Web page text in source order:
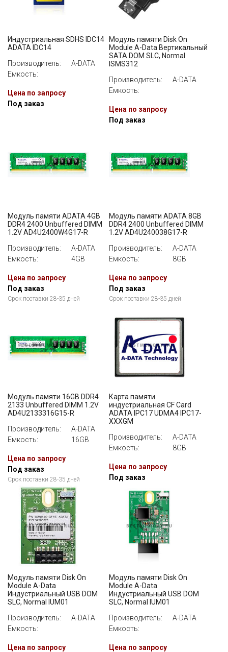
Индустриальная SDHS IDC14
ADATA IDC14
Производитель:
A-DATA
Емкость:
Цена по запросу
Под заказ
Модуль памяти Disk On
Module A-Data Вертикальный
SATA DOM SLC, Normal
ISMS312
Производитель:
A-DATA
Емкость:
Цена по запросу
Под заказ
Модуль памяти ADATA 4GB
DDR4 2400 Unbuffered DIMM
1.2V AD4U2400W4G17-R
Производитель:
A-DATA
Емкость:
4GB
Цена по запросу
Под заказ
Срок поставки 28-35 дней
Модуль памяти ADATA 8GB
DDR4 2400 Unbuffered DIMM
1.2V AD4U240038G17-R
Производитель:
A-DATA
Емкость:
8GB
Цена по запросу
Под заказ
Срок поставки 28-35 дней
Модуль памяти 16GB DDR4
2133 Unbuffered DIMM 1.2V
AD4U2133316G15-R
Производитель:
A-DATA
Емкость:
16GB
Цена по запросу
Под заказ
Срок поставки 28-35 дней
Карта памяти
индустриальная CF Card
ADATA IPC17 UDMA4 IPC17-
XXXGM
Производитель:
A-DATA
Емкость:
8GB
Цена по запросу
Под заказ
Модуль памяти Disk On
Module A-Data
Индустриальный USB DOM
SLC, Normal IUM01
Производитель:
A-DATA
Емкость:
Цена по запросу
Модуль памяти Disk On
Module A-Data
Индустриальный USB DOM
SLC, Normal IUM01
Производитель:
A-DATA
Емкость:
Цена по запросу